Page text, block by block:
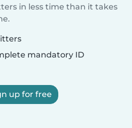
in less time than it takes
mandatory ID
up for free